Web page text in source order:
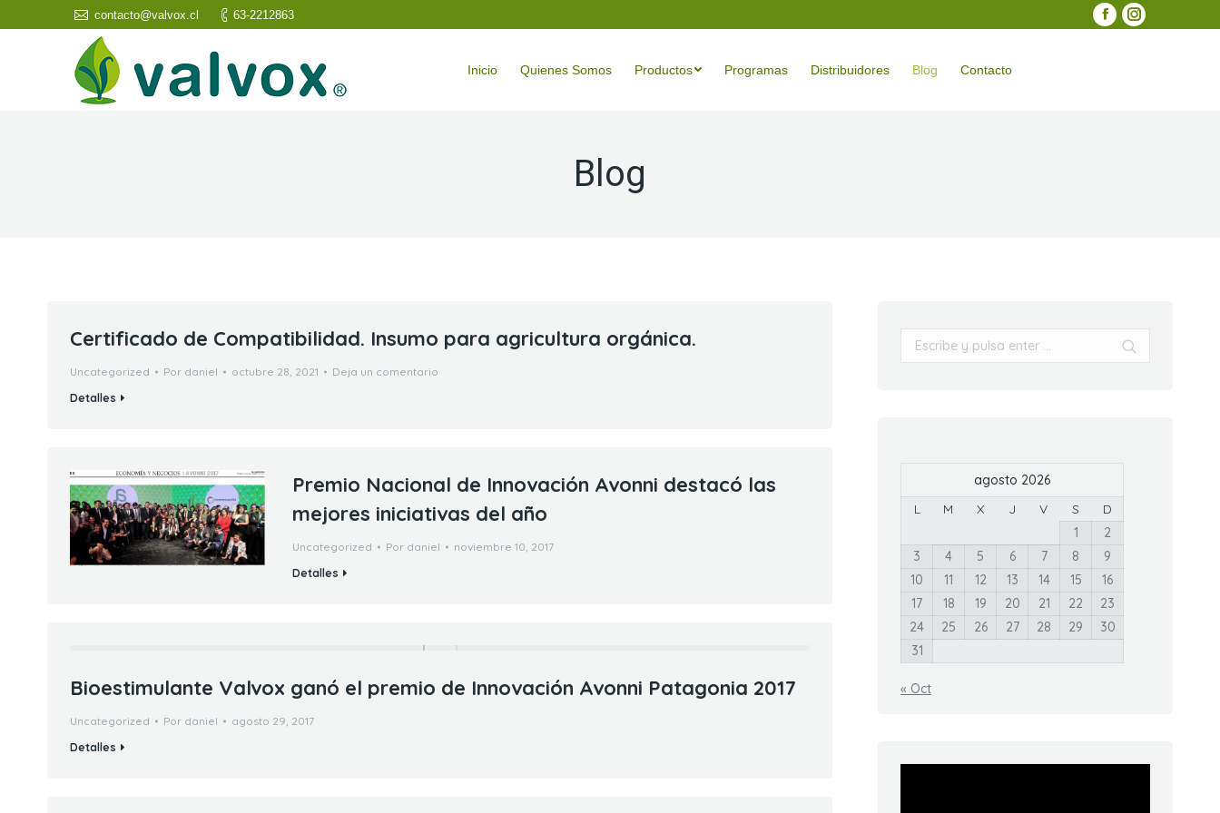
contacto@valvox.cl 63-2212863 FacebookInstagram
Inicio Quienes Somos Productos Programas Distribuidores Blog Contacto
Blog
Certificado de Compatibilidad. Insumo para agricultura orgánica.
Uncategorized Por daniel octubre 28, 2021
Deja un comentario
Detalles
Premio Nacional de Innovación Avonni destacó las
mejores iniciativas del año
Uncategorized Por daniel
noviembre 10, 2017
Detalles
Bioestimulante Valvox ganó el premio de Innovación Avonni Patagonia 2017
Uncategorized Por daniel
agosto 29, 2017
Detalles
Buscar:
agosto 2026
L
M X J V S
D
1
2
3
4 5 6 7 8
9
10
11 12 13 14 15
16
17
18 19 20 21 22
23
24
25 26 27 28 29
30
31
« Oct